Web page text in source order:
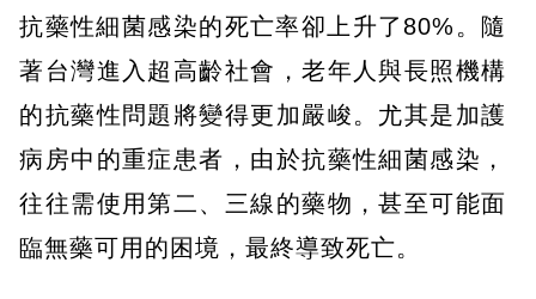
抗藥性細菌感染的死亡率卻上升了80%。隨
著台灣進入超高齡社會，老年人與長照機構
的抗藥性問題將變得更加嚴峻。尤其是加護
病房中的重症患者，由於抗藥性細菌感染，
往往需使用第二、三線的藥物，甚至可能面
臨無藥可用的困境，最終導致死亡。